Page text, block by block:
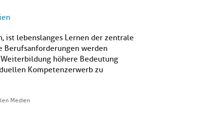
ist lebenslanges Lernen der zentrale
Berufsanforderungen werden
höhere Bedeutung
Kompetenzerwerb zu
Medien